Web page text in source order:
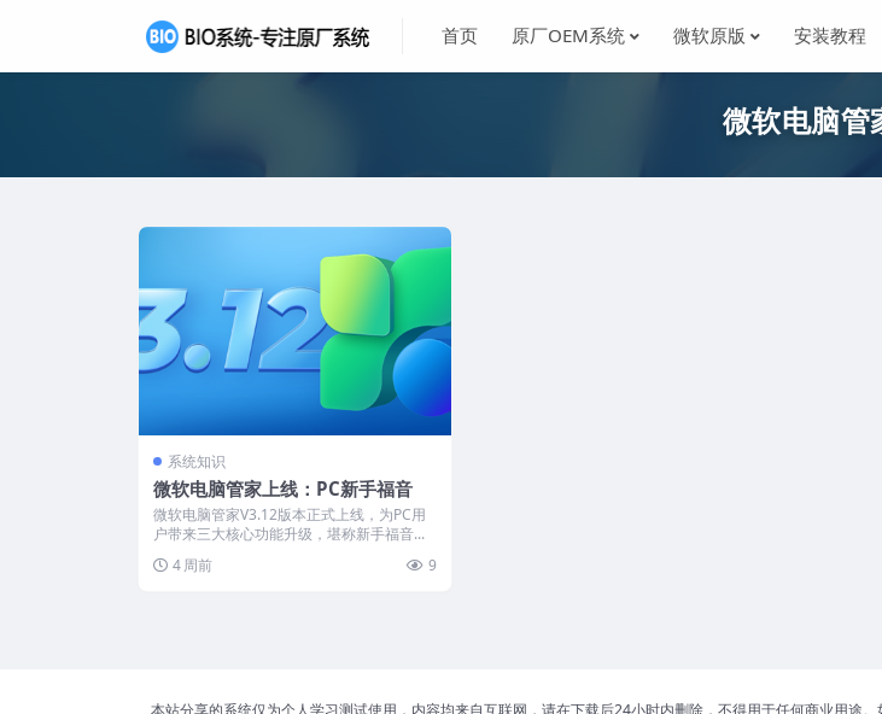
首页 原厂OEM系统 微软原版 安装教程
微软电脑管
系统知识
微软电脑管家上线：PC新手福音
微软电脑管家V3.12版本正式上线，为PC用
户带来三大核心功能升级，堪称新手福音...
4 周前
9
本站分享的系统仅为个人学习测试使用，内容均来自互联网，请在下载后24小时内删除，不得用于任何商业用途